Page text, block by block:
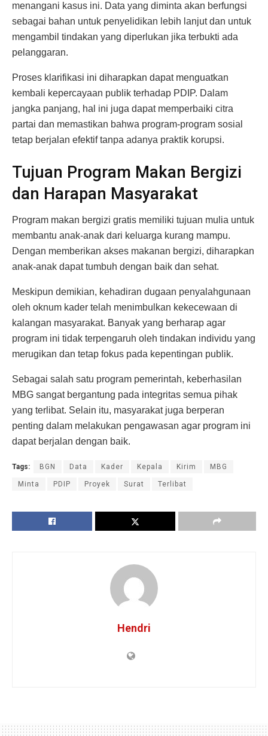
menangani kasus ini. Data yang diminta akan berfungsi
sebagai bahan untuk penyelidikan lebih lanjut dan untuk
mengambil tindakan yang diperlukan jika terbukti ada
pelanggaran.
Proses klarifikasi ini diharapkan dapat menguatkan
kembali kepercayaan publik terhadap PDIP. Dalam
jangka panjang, hal ini juga dapat memperbaiki citra
partai dan memastikan bahwa program-program sosial
tetap berjalan efektif tanpa adanya praktik korupsi.
Tujuan Program Makan Bergizi
dan Harapan Masyarakat
Program makan bergizi gratis memiliki tujuan mulia untuk
membantu anak-anak dari keluarga kurang mampu.
Dengan memberikan akses makanan bergizi, diharapkan
anak-anak dapat tumbuh dengan baik dan sehat.
Meskipun demikian, kehadiran dugaan penyalahgunaan
oleh oknum kader telah menimbulkan kekecewaan di
kalangan masyarakat. Banyak yang berharap agar
program ini tidak terpengaruh oleh tindakan individu yang
merugikan dan tetap fokus pada kepentingan publik.
Sebagai salah satu program pemerintah, keberhasilan
MBG sangat bergantung pada integritas semua pihak
yang terlibat. Selain itu, masyarakat juga berperan
penting dalam melakukan pengawasan agar program ini
dapat berjalan dengan baik.
Tags: BGN Data Kader Kepala Kirim MBG
Minta PDIP Proyek Surat Terlibat
Hendri